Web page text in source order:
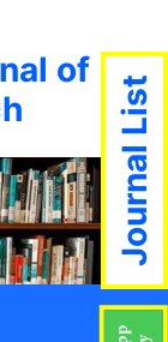
of
Journal List